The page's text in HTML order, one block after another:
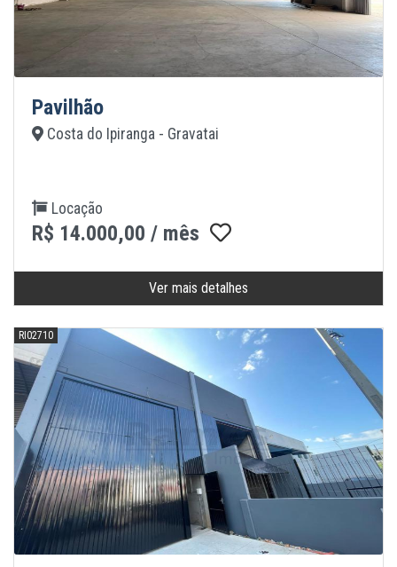
Pavilhão
Costa do Ipiranga - Gravatai
Locação
R$ 14.000,00 / mês
Ver mais detalhes
RI02710